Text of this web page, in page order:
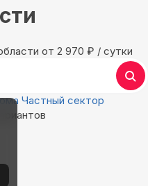
oт 2 970 ₽ / сутки
Частный сектор